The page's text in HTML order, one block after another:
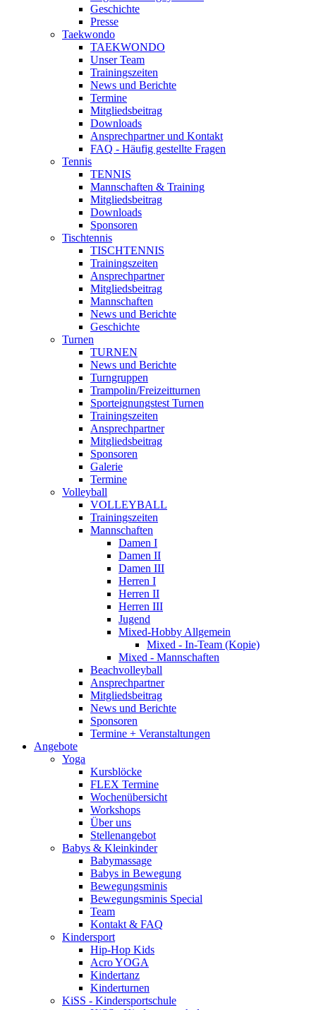
Geschichte
Presse
Taekwondo
TAEKWONDO
Unser Team
Trainingszeiten
News und Berichte
Termine
Mitgliedsbeitrag
Downloads
Ansprechpartner und Kontakt
FAQ - Häufig gestellte Fragen
Tennis
TENNIS
Mannschaften & Training
Mitgliedsbeitrag
Downloads
Sponsoren
Tischtennis
TISCHTENNIS
Trainingszeiten
Ansprechpartner
Mitgliedsbeitrag
Mannschaften
News und Berichte
Geschichte
Turnen
TURNEN
News und Berichte
Turngruppen
Trampolin/Freizeitturnen
Sporteignungstest Turnen
Trainingszeiten
Ansprechpartner
Mitgliedsbeitrag
Sponsoren
Galerie
Termine
Volleyball
VOLLEYBALL
Trainingszeiten
Mannschaften
Damen I
Damen II
Damen III
Herren I
Herren II
Herren III
Jugend
Mixed-Hobby Allgemein
Mixed - In-Team (Kopie)
Mixed - Mannschaften
Beachvolleyball
Ansprechpartner
Mitgliedsbeitrag
News und Berichte
Sponsoren
Termine + Veranstaltungen
Angebote
Yoga
Kursblöcke
FLEX Termine
Wochenübersicht
Workshops
Über uns
Stellenangebot
Babys & Kleinkinder
Babymassage
Babys in Bewegung
Bewegungsminis
Bewegungsminis Special
Team
Kontakt & FAQ
Kindersport
Hip-Hop Kids
Acro YOGA
Kindertanz
Kinderturnen
KiSS - Kindersportschule